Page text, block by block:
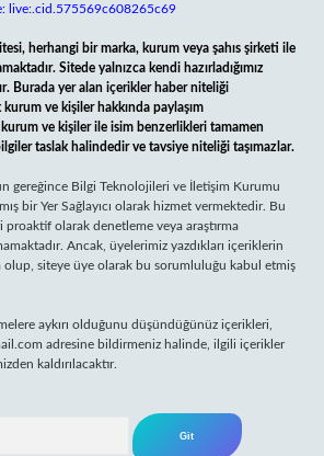
live:.cid.575569c608265c69
herhangi bir marka, kurum veya şahıs şirketi ile
Sitede yalnızca kendi hazırladığımız
Burada yer alan içerikler haber niteliği
ve kişiler hakkında paylaşım
kurum ve kişiler ile isim benzerlikleri tamamen
taslak halindedir ve tavsiye niteliği taşımazlar.
gereğince Bilgi Teknolojileri ve İletişim Kurumu
bir Yer Sağlayıcı olarak hizmet vermektedir. Bu
olarak denetleme veya araştırma
Ancak, üyelerimiz yazdıkları içeriklerin
olup, siteye üye olarak bu sorumluluğu kabul etmiş
aykırı olduğunu düşündüğünüz içerikleri,
adresine bildirmeniz halinde, ilgili içerikler
kaldırılacaktır.